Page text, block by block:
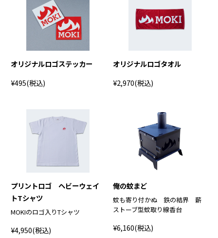
オリジナルロゴステッカー
¥495(税込)
オリジナルロゴタオル
¥2,970(税込)
プリントロゴ ヘビーウェイ
トTシャツ
MOKIのロゴ入りTシャツ
¥4,950(税込)
俺の蚊まど
蚊も寄り付かぬ 鉄の結界 薪
ストーブ型蚊取り線香台
¥6,160(税込)